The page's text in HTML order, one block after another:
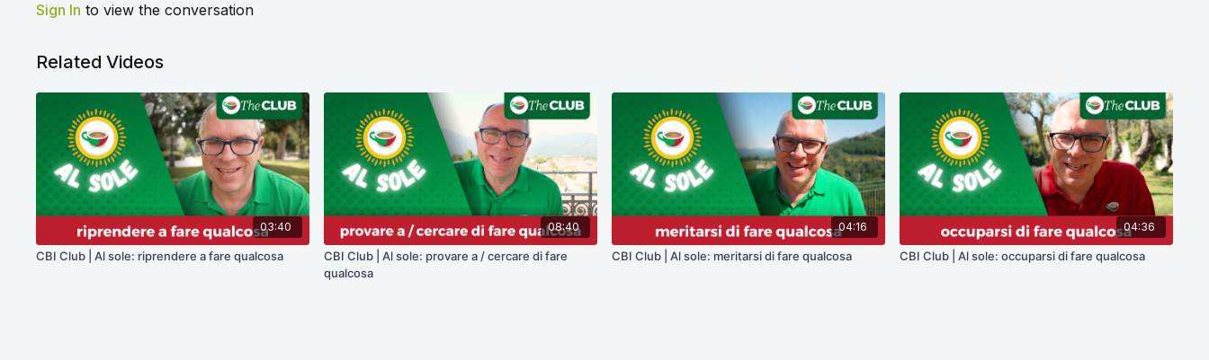
Sign In to view the conversation
Related Videos
03:40
CBI Club | Al sole: riprendere a fare qualcosa
08:40
CBI Club | Al sole: provare a / cercare di fare
qualcosa
04:16
CBI Club | Al sole: meritarsi di fare qualcosa
04:36
CBI Club | Al sole: occuparsi di fare qualcosa